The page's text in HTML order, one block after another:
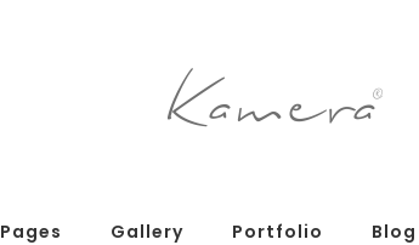
Pages Gallery Portfolio Blog
Pricing Tables
Pie Charts